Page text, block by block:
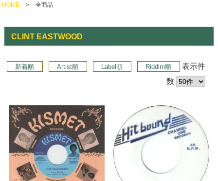
HOME > 全商品
CLINT EASTWOOD
新着順 Artist順 Label順 Riddim順
表示件
数